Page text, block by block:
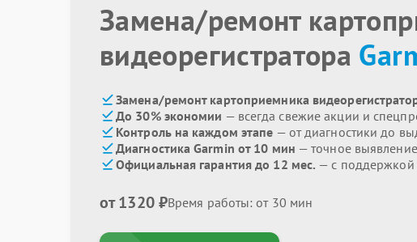
Замена/ремонт
видеорегистратора
Замена/ремонт картоприемника
До 30% экономии — всегда свежие акции и
Контроль на каждом этапе — от диагностики до
Диагностика Garmin от 10 мин — точное выявление
Официальная гарантия до 12 мес. — с поддержкой
от 1320 ₽Время работы: от 30 мин